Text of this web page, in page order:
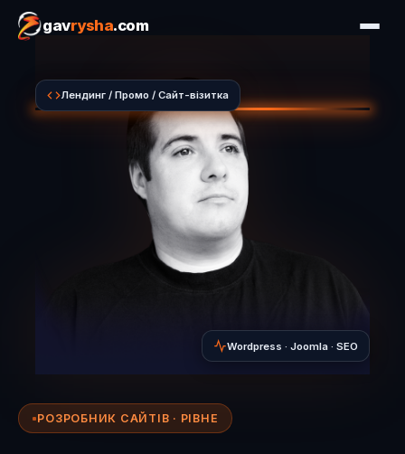
gavrysha.com
РОЗРОБНИК САЙТІВ · РІВНЕ
Лендинг / Промо / Сайт-візитка
Wordpress · Joomla · SEO